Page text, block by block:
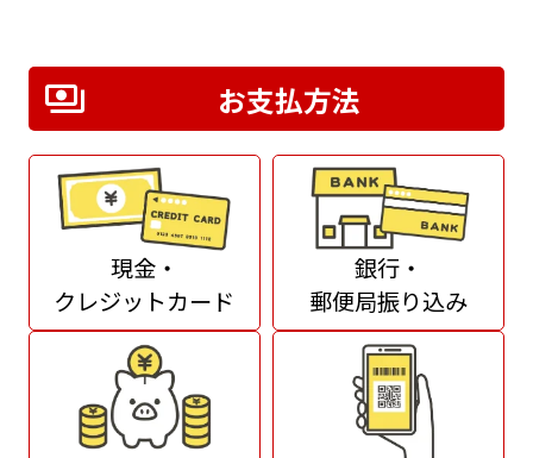
お支払方法
現金・
クレジットカード
銀行・
郵便局振り込み